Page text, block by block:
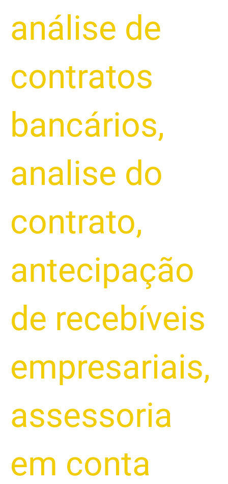
análise de
contratos
bancários,
analise do
contrato,
antecipação
de recebíveis
empresariais,
assessoria
em conta